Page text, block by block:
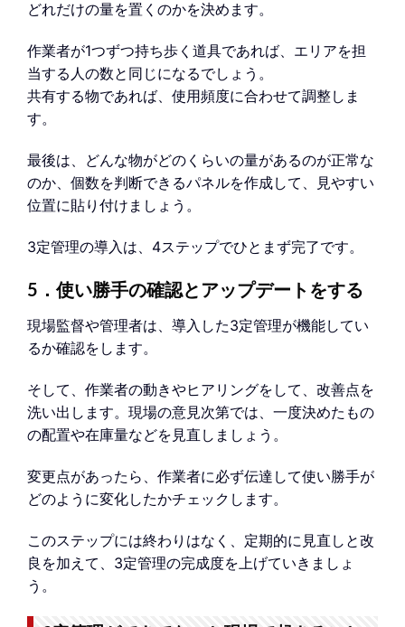
どれだけの量を置くのかを決めます。
作業者が1つずつ持ち歩く道具であれば、エリアを担
当する人の数と同じになるでしょう。
共有する物であれば、使用頻度に合わせて調整しま
す。
最後は、どんな物がどのくらいの量があるのが正常な
のか、個数を判断できるパネルを作成して、見やすい
位置に貼り付けましょう。
3定管理の導入は、4ステップでひとまず完了です。
5．使い勝手の確認とアップデートをする
現場監督や管理者は、導入した3定管理が機能してい
るか確認をします。
そして、作業者の動きやヒアリングをして、改善点を
洗い出します。現場の意見次第では、一度決めたもの
の配置や在庫量などを見直しましょう。
変更点があったら、作業者に必ず伝達して使い勝手が
どのように変化したかチェックします。
このステップには終わりはなく、定期的に見直しと改
良を加えて、3定管理の完成度を上げていきましょ
う。